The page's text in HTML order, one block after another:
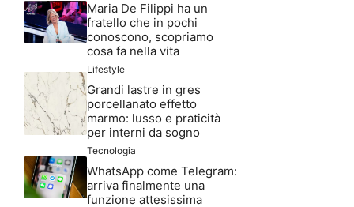
Maria De Filippi ha un
fratello che in pochi
conoscono, scopriamo
cosa fa nella vita
Lifestyle
Grandi lastre in gres
porcellanato effetto
marmo: lusso e praticità
per interni da sogno
Tecnologia
WhatsApp come Telegram:
arriva finalmente una
funzione attesissima